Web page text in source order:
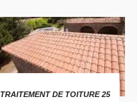
TRAITEMENT DE TOITURE 25